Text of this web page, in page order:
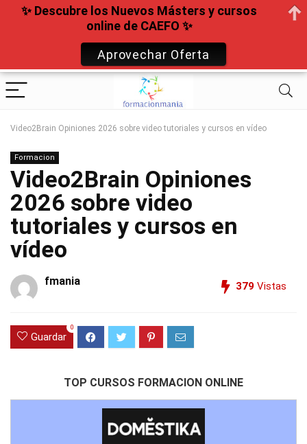
Video2Brain Opiniones 2026 sobre video tutoriales y cursos en vídeo
Formacion
Video2Brain Opiniones
2026 sobre video
tutoriales y cursos en
vídeo
fmania 379 Vistas
Guardar
0
TOP CURSOS FORMACION ONLINE
✨ Descubre los Nuevos Másters y cursos
online de CAEFO ✨
Aprovechar Oferta